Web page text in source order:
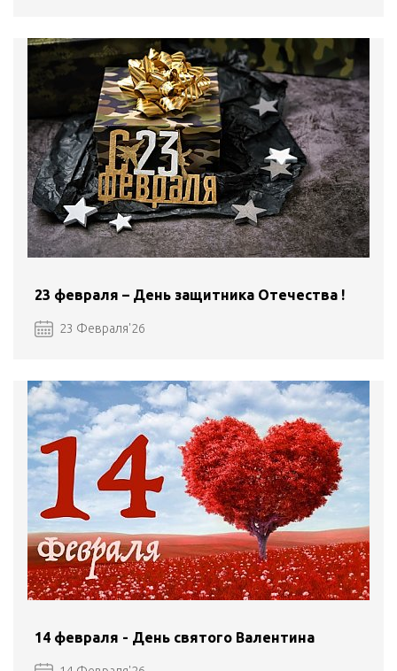
23 февраля – День защитника Отечества !
23 Февраля'26
14 февраля - День святого Валентина